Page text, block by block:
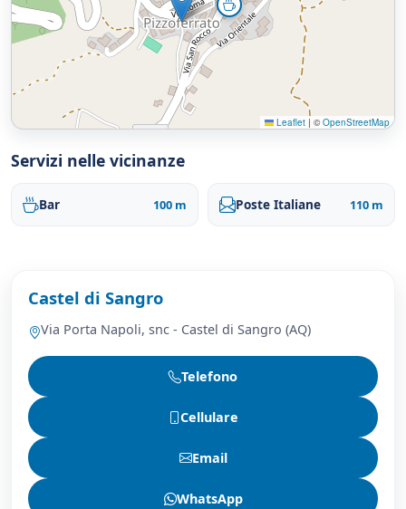
Leaflet | ©OpenStreetMap
Servizi nelle vicinanze
Bar 100 m Poste Italiane 110 m
Castel di Sangro
Via Porta Napoli, snc - Castel di Sangro (AQ)
Telefono
Cellulare
Email
WhatsApp